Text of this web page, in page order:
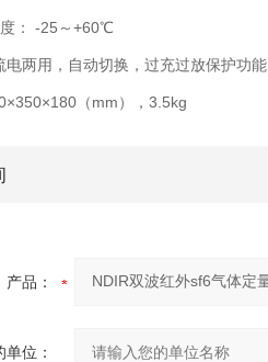
度： -25～+60℃
电两用，自动切换，过充过放保护功能
（mm），3.5kg
产品：
单位：